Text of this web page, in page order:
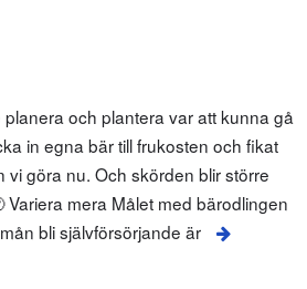
och plantera var att kunna gå
in egna bär till frukosten och fikat
vi göra nu. Och skörden blir större
Variera mera Målet med bärodlingen
bli självförsörjande är